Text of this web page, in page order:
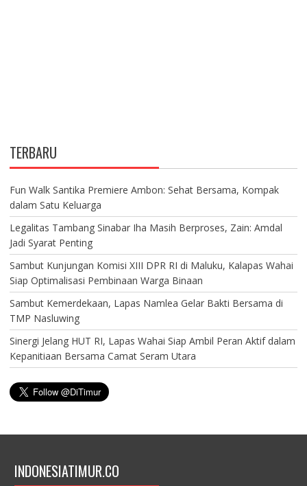
TERBARU
Fun Walk Santika Premiere Ambon: Sehat Bersama, Kompak
dalam Satu Keluarga
Legalitas Tambang Sinabar Iha Masih Berproses, Zain: Amdal
Jadi Syarat Penting
Sambut Kunjungan Komisi XIII DPR RI di Maluku, Kalapas Wahai
Siap Optimalisasi Pembinaan Warga Binaan
Sambut Kemerdekaan, Lapas Namlea Gelar Bakti Bersama di
TMP Nasluwing
Sinergi Jelang HUT RI, Lapas Wahai Siap Ambil Peran Aktif dalam
Kepanitiaan Bersama Camat Seram Utara
INDONESIATIMUR.CO